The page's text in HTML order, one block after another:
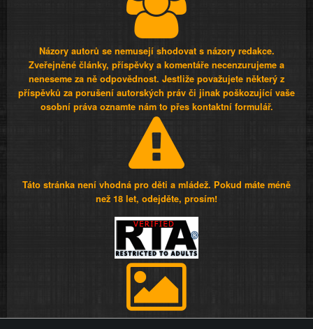
Názory autorů se nemusejí shodovat s názory redakce.
Zveřejněné články, příspěvky a komentáře necenzurujeme a
neneseme za ně odpovědnost. Jestliže považujete některý z
příspěvků za porušení autorských práv či jinak poškozující vaše
osobní práva oznamte nám to přes kontaktní formulář.
Táto stránka není vhodná pro děti a mládež. Pokud máte méně
než 18 let, odejděte, prosím!